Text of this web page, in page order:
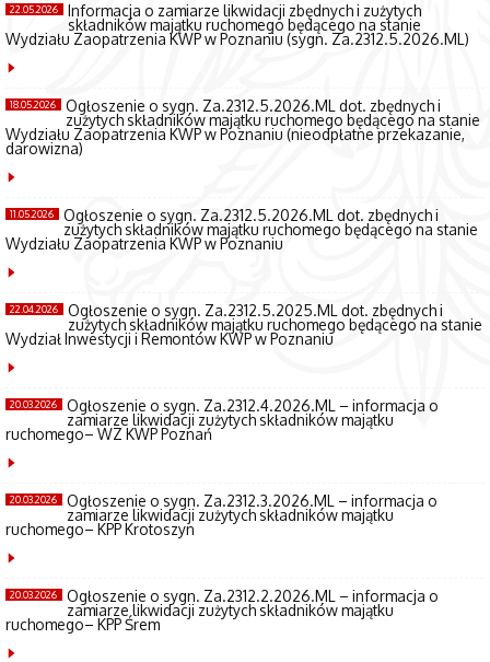
22.05.2026 Informacja o zamiarze likwidacji zbędnych i zużytych
składników majątku ruchomego będącego na stanie
Wydziału Zaopatrzenia KWP w Poznaniu (sygn. Za.2312.5.2026.ML)
18.05.2026 Ogłoszenie o sygn. Za.2312.5.2026.ML dot. zbędnych i
zużytych składników majątku ruchomego będącego na stanie
Wydziału Zaopatrzenia KWP w Poznaniu (nieodpłatne przekazanie,
darowizna)
11.05.2026 Ogłoszenie o sygn. Za.2312.5.2026.ML dot. zbędnych i
zużytych składników majątku ruchomego będącego na stanie
Wydziału Zaopatrzenia KWP w Poznaniu
22.04.2026 Ogłoszenie o sygn. Za.2312.5.2025.ML dot. zbędnych i
zużytych składników majątku ruchomego będącego na stanie
Wydział Inwestycji i Remontów KWP w Poznaniu
20.03.2026 Ogłoszenie o sygn. Za.2312.4.2026.ML – informacja o
zamiarze likwidacji zużytych składników majątku
ruchomego– WZ KWP Poznań
20.03.2026 Ogłoszenie o sygn. Za.2312.3.2026.ML – informacja o
zamiarze likwidacji zużytych składników majątku
ruchomego– KPP Krotoszyn
20.03.2026 Ogłoszenie o sygn. Za.2312.2.2026.ML – informacja o
zamiarze likwidacji zużytych składników majątku
ruchomego– KPP Śrem